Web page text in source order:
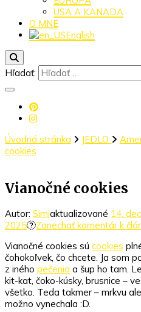
USA A KANADA
O MNE
English
Hľadať:
Úvodná stránka JEDLO
cookies
Vianočné cookies
Autor: Simiaktualizované 14.
2025
Zanechať komentár k
Vianočné cookies sú cookies
čohokoľvek, čo chcete. Ja som
z iného pečenia a šup ho tam.
kit-kat, čoko-kúsky, brusnice –
všetko. Teda takmer – mrkvu
možno vynechala :D.